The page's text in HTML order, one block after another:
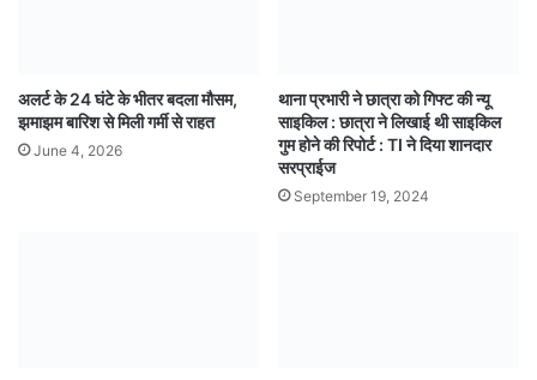
अलर्ट के 24 घंटे के भीतर बदला मौसम,
झमाझम बारिश से मिली गर्मी से राहत
June 4, 2026
थाना प्रभारी ने छात्रा को गिफ्ट की न्यू
साइकिल : छात्रा ने लिखाई थी साइकिल
गुम होने की रिपोर्ट : TI ने दिया शानदार
सरप्राईज
September 19, 2024